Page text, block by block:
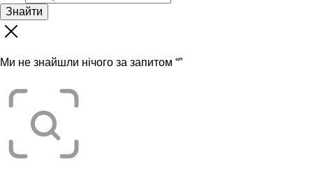
Знайти
Ми не знайшли нічого за запитом “”